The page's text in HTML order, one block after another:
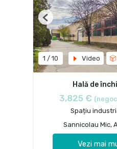
1 / 10 Video
Previous
Hală de
3,825 €
Spațiu
Sannicolau Mic,
Vezi mai